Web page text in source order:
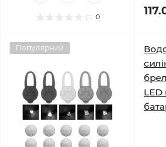
0
Популярний
LED